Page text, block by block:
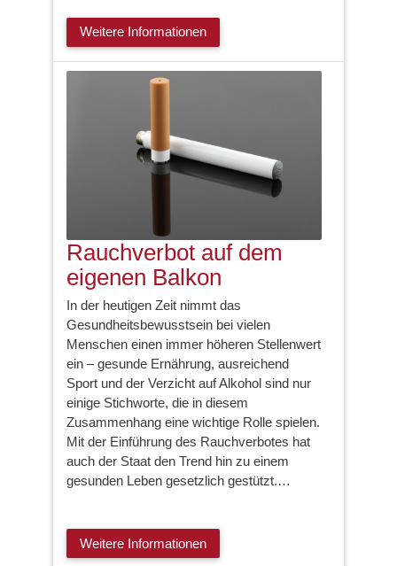
Weitere Informationen
Rauchverbot auf dem
eigenen Balkon
In der heutigen Zeit nimmt das
Gesundheitsbewusstsein bei vielen
Menschen einen immer höheren Stellenwert
ein – gesunde Ernährung, ausreichend
Sport und der Verzicht auf Alkohol sind nur
einige Stichworte, die in diesem
Zusammenhang eine wichtige Rolle spielen.
Mit der Einführung des Rauchverbotes hat
auch der Staat den Trend hin zu einem
gesunden Leben gesetzlich gestützt.…
Weitere Informationen